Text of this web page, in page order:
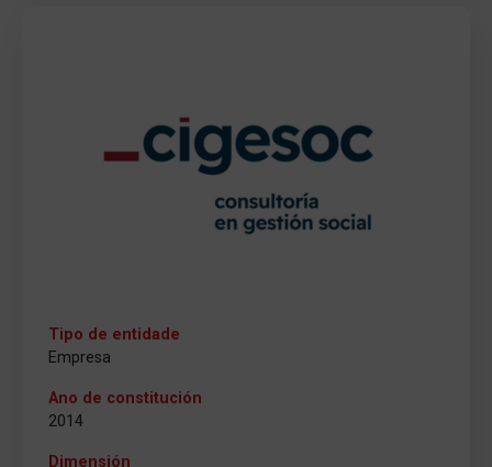
Tipo de entidade
Empresa
Ano de constitución
2014
Dimensión